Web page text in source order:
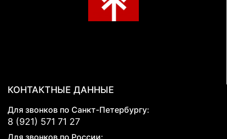
КОНТАКТНЫЕ ДАННЫЕ
Для звонков по Санкт-Петербургу:
8 (921) 571 71 27
Для звонков по России: